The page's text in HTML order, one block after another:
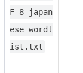
F-8 japan
ese_wordl
ist.txt